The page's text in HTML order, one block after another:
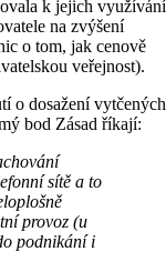
k jejich využívání
na zvýšení
o tom, jak cenově
veřejnost).
o dosažení vytčených
bod Zásad říkají:
sítě a to
provoz (u
podnikání i